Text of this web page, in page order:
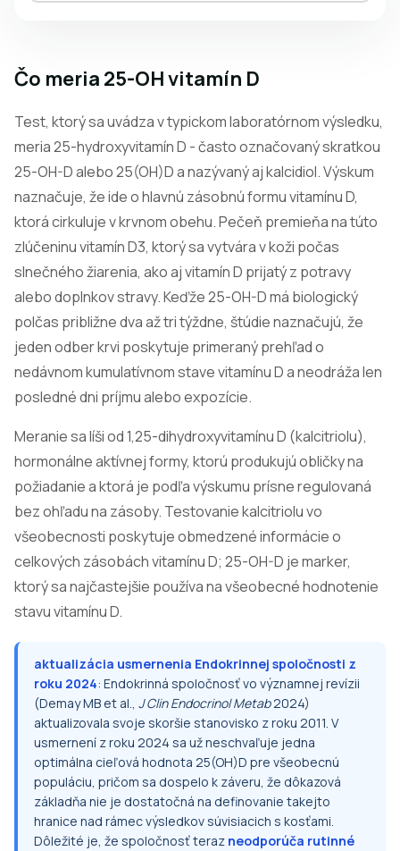
Čo meria 25-OH vitamín D
Test, ktorý sa uvádza v typickom laboratórnom výsledku,
meria 25-hydroxyvitamín D - často označovaný skratkou
25-OH-D alebo 25(OH)D a nazývaný aj kalcidiol. Výskum
naznačuje, že ide o hlavnú zásobnú formu vitamínu D,
ktorá cirkuluje v krvnom obehu. Pečeň premieňa na túto
zlúčeninu vitamín D3, ktorý sa vytvára v koži počas
slnečného žiarenia, ako aj vitamín D prijatý z potravy
alebo doplnkov stravy. Keďže 25-OH-D má biologický
polčas približne dva až tri týždne, štúdie naznačujú, že
jeden odber krvi poskytuje primeraný prehľad o
nedávnom kumulatívnom stave vitamínu D a neodráža len
posledné dni príjmu alebo expozície.
Meranie sa líši od 1,25-dihydroxyvitamínu D (kalcitriolu),
hormonálne aktívnej formy, ktorú produkujú obličky na
požiadanie a ktorá je podľa výskumu prísne regulovaná
bez ohľadu na zásoby. Testovanie kalcitriolu vo
všeobecnosti poskytuje obmedzené informácie o
celkových zásobách vitamínu D; 25-OH-D je marker,
ktorý sa najčastejšie používa na všeobecné hodnotenie
stavu vitamínu D.
aktualizácia usmernenia Endokrinnej spoločnosti z
roku 2024: Endokrinná spoločnosť vo významnej revízii
(Demay MB et al., J Clin Endocrinol Metab2024)
aktualizovala svoje skoršie stanovisko z roku 2011. V
usmernení z roku 2024 sa už neschvaľuje jedna
optimálna cieľová hodnota 25(OH)D pre všeobecnú
populáciu, pričom sa dospelo k záveru, že dôkazová
základňa nie je dostatočná na definovanie takejto
hranice nad rámec výsledkov súvisiacich s kosťami.
Dôležité je, že spoločnosť teraz neodporúča rutinné